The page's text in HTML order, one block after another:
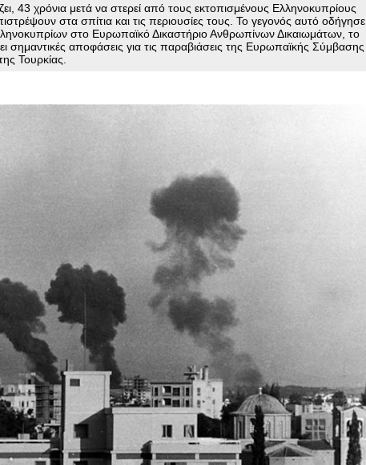
43 χρόνια μετά να στερεί από τους εκτοπισμένους Ελληνοκυπρίους
στα σπίτια και τις περιουσίες τους. Το γεγονός αυτό οδήγησε
στο Ευρωπαϊκό Δικαστήριο Ανθρωπίνων Δικαιωμάτων, το
σημαντικές αποφάσεις για τις παραβιάσεις της Ευρωπαϊκής Σύμβασης
Τουρκίας.